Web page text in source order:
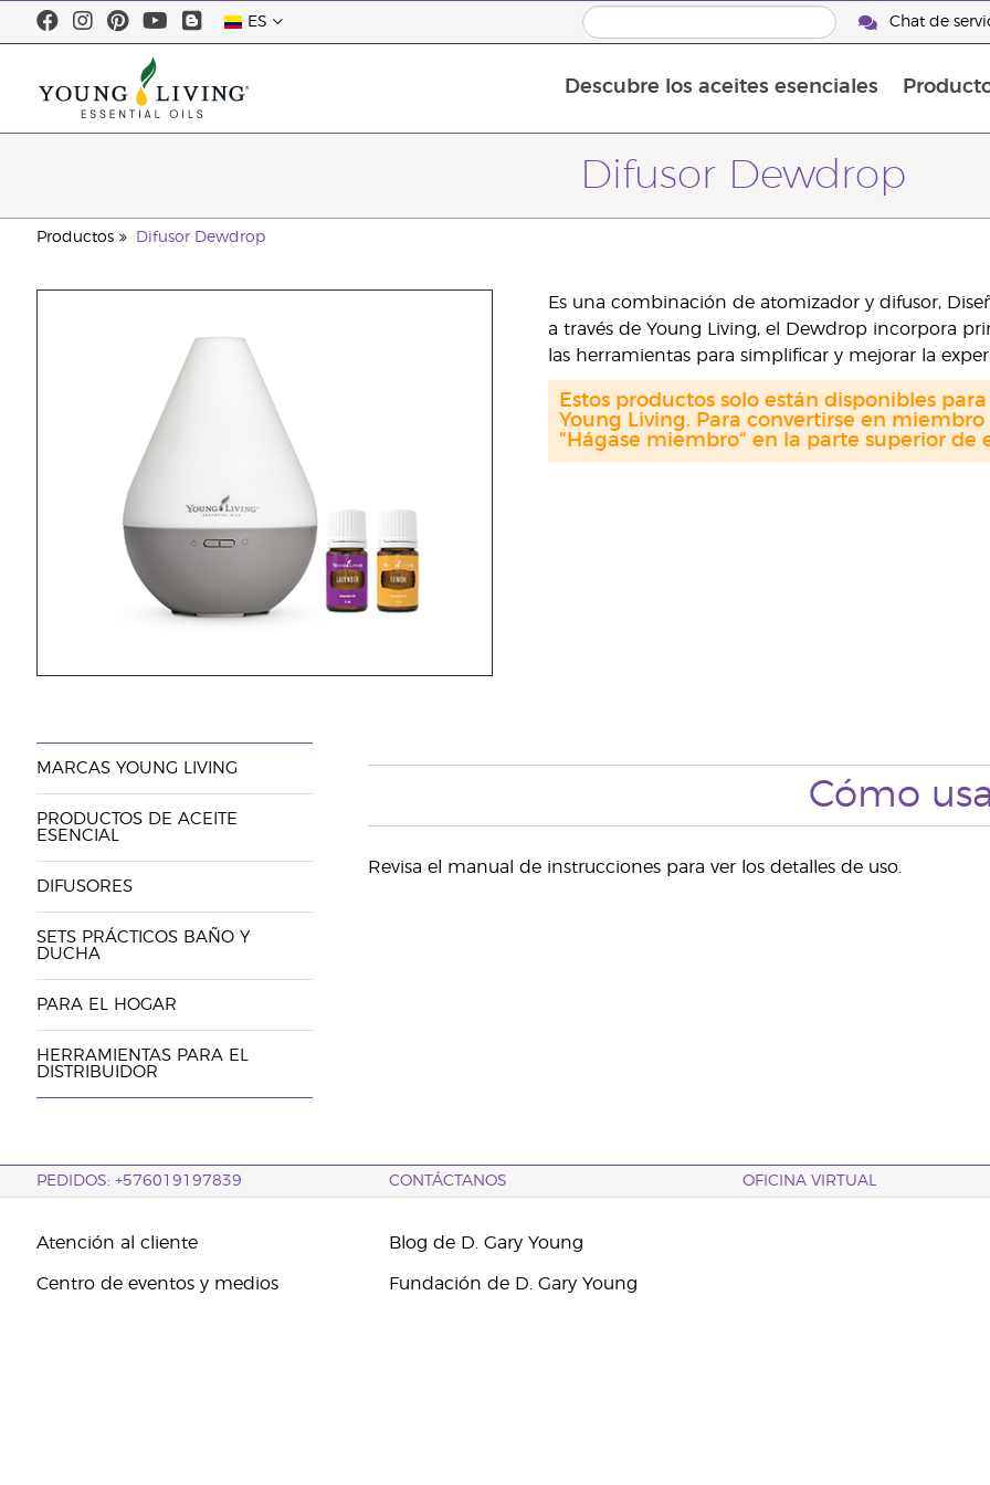
ES Chat de
Descubre los aceites esenciales
Difusor Dewdrop
Productos Difusor Dewdrop
Es una combinación de atomizador y difusor,
a través de Young Living, el Dewdrop incorpora
las herramientas para simplificar y mejorar la
Estos productos solo están disponibles
Young Living. Para convertirse en
"Hágase miembro" en la parte superior de
MARCAS YOUNG LIVING
PRODUCTOS DE ACEITE
ESENCIAL
DIFUSORES
SETS PRÁCTICOS BAÑO Y
DUCHA
PARA EL HOGAR
HERRAMIENTAS PARA EL
DISTRIBUIDOR
Cómo
Revisa el manual de instrucciones para ver los detalles de uso.
PEDIDOS: +576019197839 CONTÁCTANOS OFICINA VIRTUAL
Atención al cliente
Centro de eventos y medios
Blog de D. Gary Young
Fundación de D. Gary Young